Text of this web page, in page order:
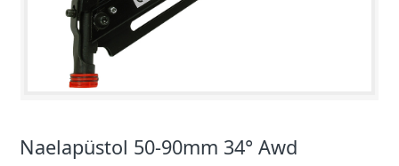
Naelapüstol 50-90mm 34° Awd